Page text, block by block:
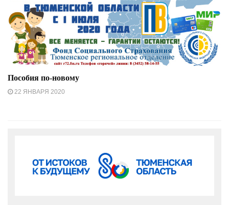
Пособия по-новому
22 ЯНВАРЯ 2020